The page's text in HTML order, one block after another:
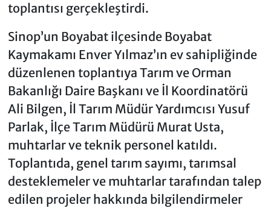
toplantısı gerçekleştirdi.
Sinop’un Boyabat ilçesinde Boyabat
Kaymakamı Enver Yılmaz’ın ev sahipliğinde
düzenlenen toplantıya Tarım ve Orman
Bakanlığı Daire Başkanı ve İl Koordinatörü
Ali Bilgen, İl Tarım Müdür Yardımcısı Yusuf
Parlak, İlçe Tarım Müdürü Murat Usta,
muhtarlar ve teknik personel katıldı.
Toplantıda, genel tarım sayımı, tarımsal
desteklemeler ve muhtarlar tarafından talep
edilen projeler hakkında bilgilendirmeler